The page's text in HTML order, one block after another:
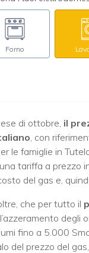
Forno
di ottobre, il
, con
le famiglie in
tariffa a prezzo
del gas e,
che per tutto il
degli
fino a 5.000
del prezzo del